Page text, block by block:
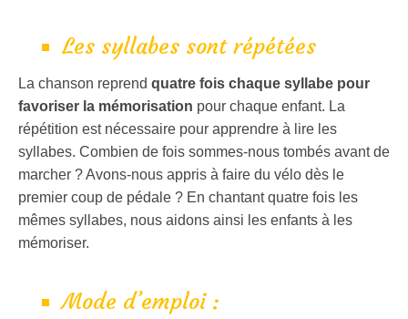
Les syllabes sont répétées
La chanson reprend quatre fois chaque syllabe pour
favoriser la mémorisation pour chaque enfant. La
répétition est nécessaire pour apprendre à lire les
syllabes. Combien de fois sommes-nous tombés avant de
marcher ? Avons-nous appris à faire du vélo dès le
premier coup de pédale ? En chantant quatre fois les
mêmes syllabes, nous aidons ainsi les enfants à les
mémoriser.
Mode d’emploi :